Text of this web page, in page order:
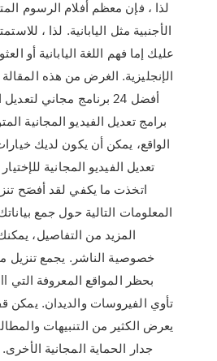
لذا ، فإن معظم أفلام الرسوم
الأجنبية مثل اليابانية. لذا ،
عليك إما فهم اللغة اليابانية أو
الإنجليزية. الغرض من هذه
أفضل 24 برنامج مجاني
برامج تعديل الفيديو المجانية
الواقع، يمكن أن يكون لديك
تعديل الفيديو المجانية
اتخذت ما يكفي لقد أفصَح
المعلومات التالية حول جمع
المزيد من التفاصيل،
خصوصية الناشر. يجمع تنزيل
تأوي الفيروسات والديدان. يمكن
يعرض الكثير من التنبيهات
جدار الحماية المجانية